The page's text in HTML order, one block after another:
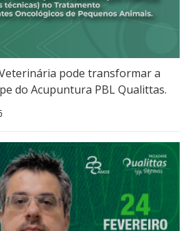
pode transformar a
do Acupuntura PBL Qualittas.